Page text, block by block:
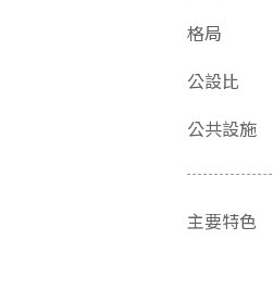
格局
公設比
公共設施
主要特色